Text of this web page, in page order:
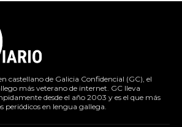
castellano de Galicia Confidencial (GC), el
más veterano de internet. GC lleva
desde el año 2003 y es el que más
periódicos en lengua gallega.